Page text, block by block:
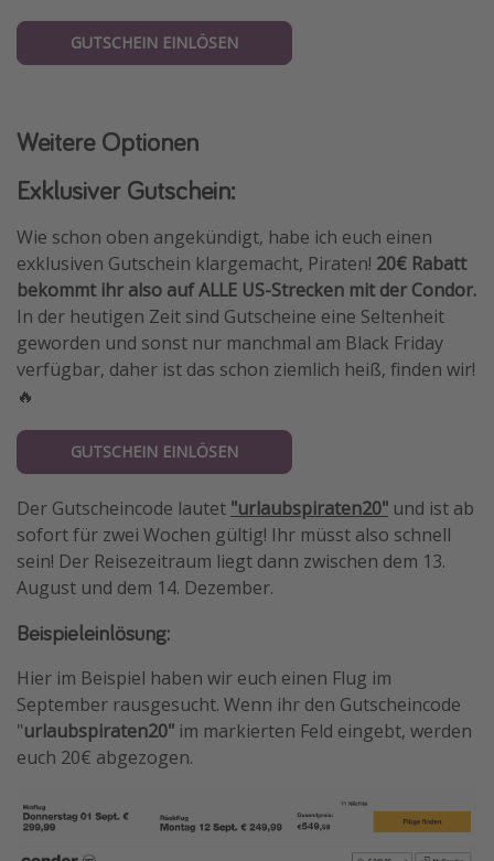
GUTSCHEIN EINLÖSEN
Weitere Optionen
Exklusiver Gutschein:
Wie schon oben angekündigt, habe ich euch einen
exklusiven Gutschein klargemacht, Piraten! 20€ Rabatt
bekommt ihr also auf ALLE US-Strecken mit der Condor.
In der heutigen Zeit sind Gutscheine eine Seltenheit
geworden und sonst nur manchmal am Black Friday
verfügbar, daher ist das schon ziemlich heiß, finden wir!
🔥
GUTSCHEIN EINLÖSEN
Der Gutscheincode lautet "urlaubspiraten20" und ist ab
sofort für zwei Wochen gültig! Ihr müsst also schnell
sein! Der Reisezeitraum liegt dann zwischen dem 13.
August und dem 14. Dezember.
Beispieleinlösung:
Hier im Beispiel haben wir euch einen Flug im
September rausgesucht. Wenn ihr den Gutscheincode
"urlaubspiraten20" im markierten Feld eingebt, werden
euch 20€ abgezogen.